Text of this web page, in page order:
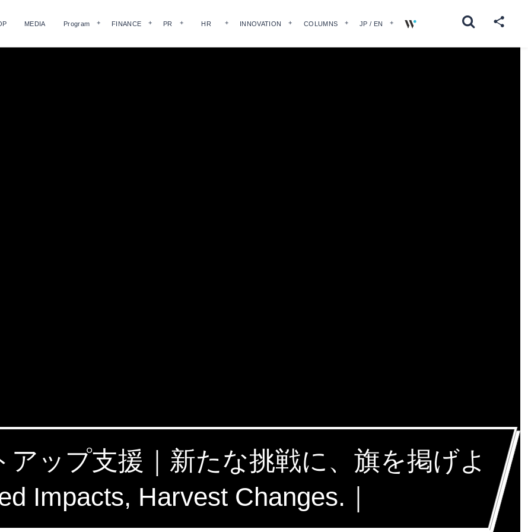
MEDIA Program FINANCE PR HR INNOVATION COLUMNS JP / EN
アップ支援｜新たな挑戦に、旗を掲げよ
Impacts, Harvest Changes.｜